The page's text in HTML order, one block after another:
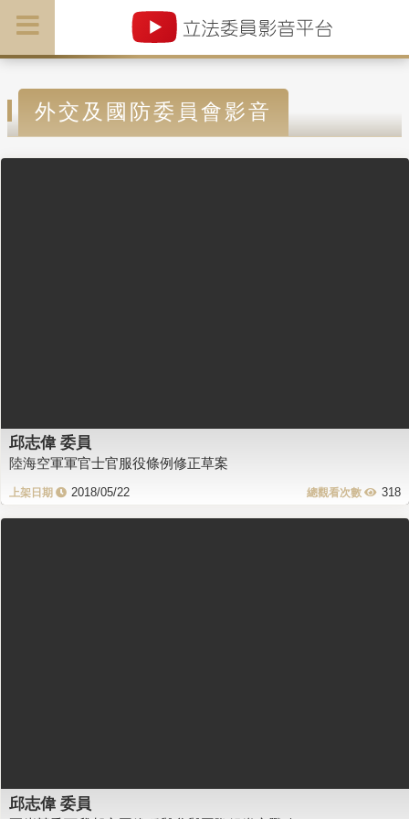
外交及國防委員會影音
邱志偉 委員
陸海空軍軍官士官服役條例修正草案
2018/05/22 318
邱志偉 委員